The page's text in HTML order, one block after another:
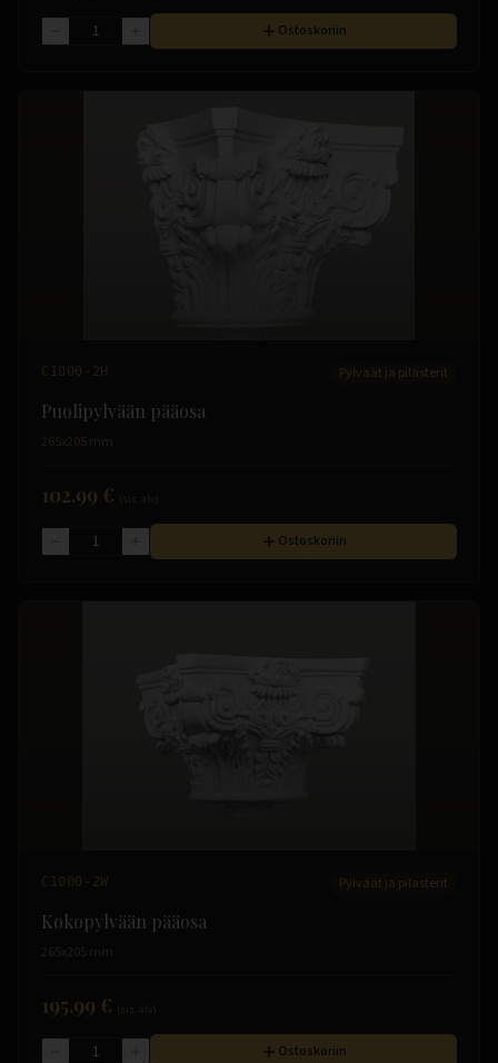
Ostoskoriin
C1000-2H Pylväät ja pilasterit
Puolipylvään pääosa
265x205 mm
102.99 €
Ostoskoriin
C1000-2W Pylväät ja pilasterit
Kokopylvään pääosa
265x205 mm
195.99 €
Ostoskoriin